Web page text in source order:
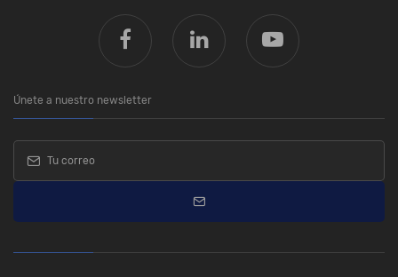
Únete a nuestro newsletter